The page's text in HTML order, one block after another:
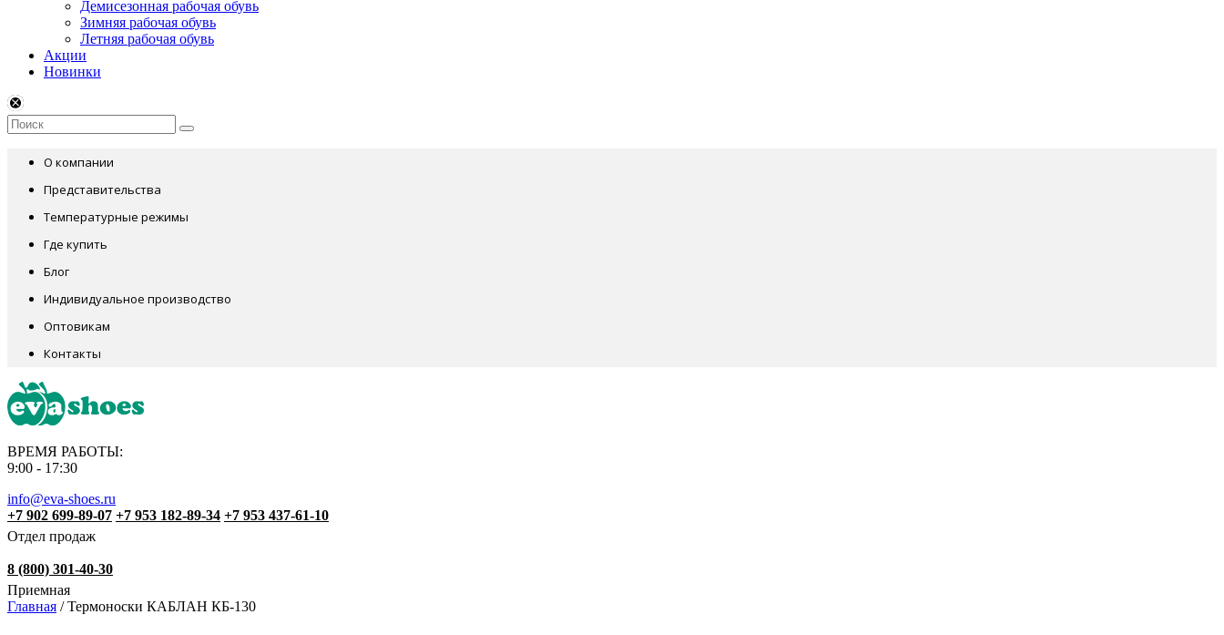
Демисезонная рабочая обувь
Зимняя рабочая обувь
Летняя рабочая обувь
Акции
Новинки
О компании
Представительства
Температурные режимы
Где купить
Блог
Индивидуальное производство
Оптовикам
Контакты
ВРЕМЯ РАБОТЫ:
9:00 - 17:30
info@eva-shoes.ru
+7 902 699-89-07 +7 953 182-89-34 +7 953 437-61-10
Отдел продаж
8 (800) 301-40-30
Приемная
Главная /Термоноски КАБЛАН КБ-130